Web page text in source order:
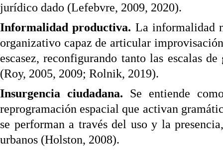
jurídico dado (Lefebvre, 2009, 2020).
Informalidad productiva. La informalidad
organizativo capaz de articular
escasez, reconfigurando tanto las escalas
(Roy, 2005, 2009; Rolnik, 2019).
Insurgencia ciudadana. Se entiende
reprogramación espacial que activan
se performan a través del uso y la
urbanos (Holston, 2008).